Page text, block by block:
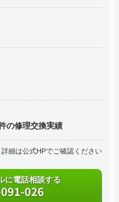
の修理交換実績
詳細は公式HPでご確認ください
に電話相談する
026